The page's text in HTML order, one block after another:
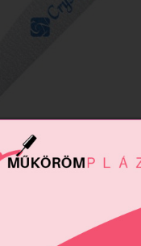
Xtreme reszelő 150/150
690 Ft